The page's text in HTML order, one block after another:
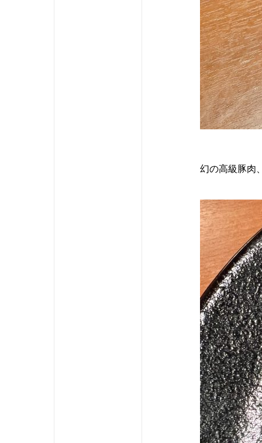
幻の高級豚肉